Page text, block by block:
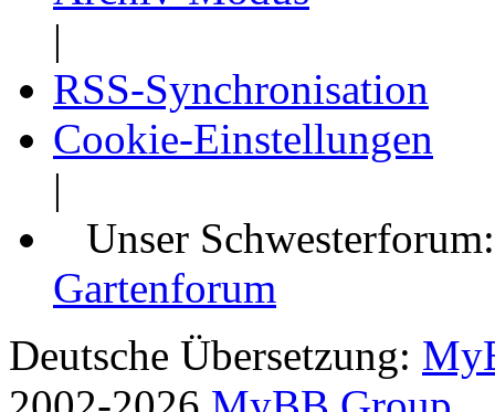
|
RSS-Synchronisation
Cookie-Einstellungen
|
Unser
Gartenforum
Deutsche Übersetzung: